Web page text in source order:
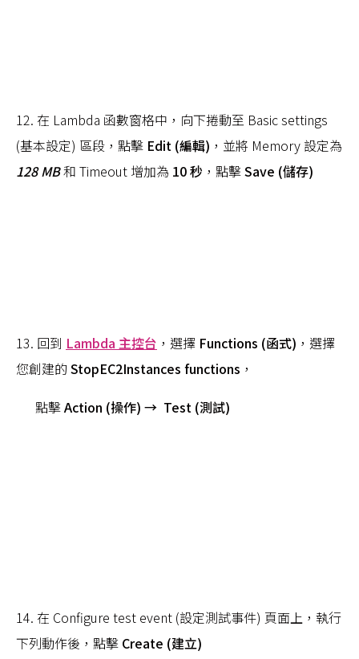
12. 在 Lambda 函數窗格中，向下捲動至 Basic settings
(基本設定) 區段，點擊 Edit (編輯) ，並將 Memory 設定為
128 MB和 Timeout 增加為 10 秒 ，點擊Save (儲存)
13. 回到 Lambda 主控台 ，選擇 Functions (函式) ，選擇
您創建的 StopEC2Instances functions ，
點擊Action (操作) → Test (測試)
14. 在 Configure test event (設定測試事件) 頁面上，執行
下列動作後，點擊 Create (建立)